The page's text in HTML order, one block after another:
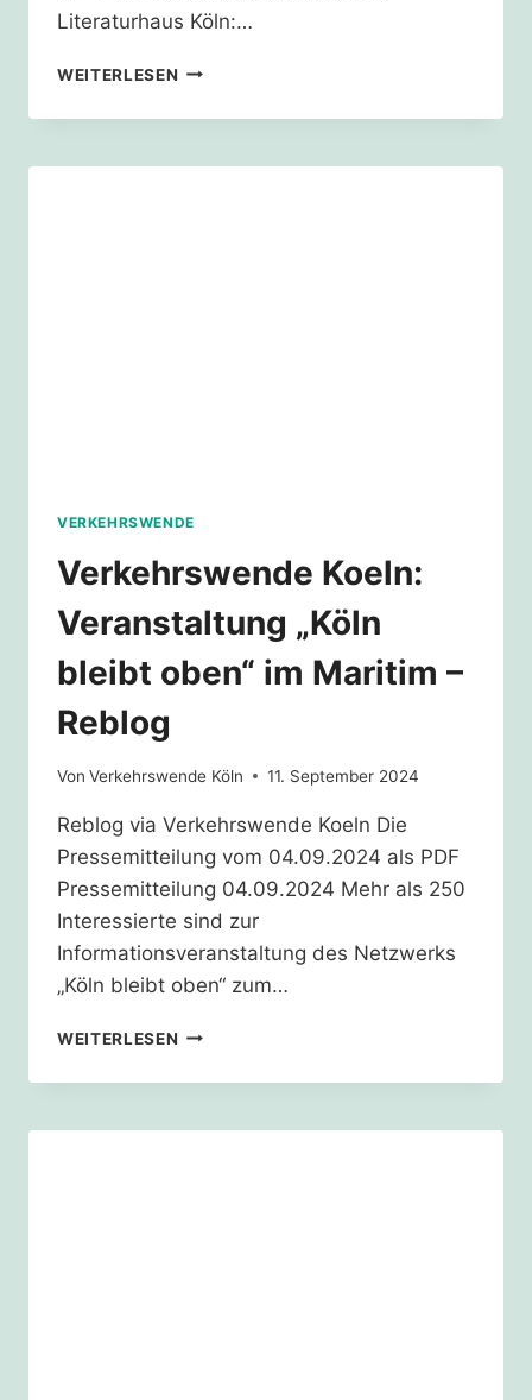
Literaturhaus Köln:…
WEITERLESEN 2.
KLIMAWOCHE
VERKEHRSWENDE
Verkehrswende Koeln:
Veranstaltung „Köln
bleibt oben“ im Maritim –
Reblog
Von Verkehrswende Köln 11. September 2024
Reblog via Verkehrswende Koeln Die
Pressemitteilung vom 04.09.2024 als PDF
Pressemitteilung 04.09.2024 Mehr als 250
Interessierte sind zur
Informationsveranstaltung des Netzwerks
„Köln bleibt oben“ zum…
WEITERLESEN VERKEHRSWENDE
VERANSTALTUNG
BLEIBT